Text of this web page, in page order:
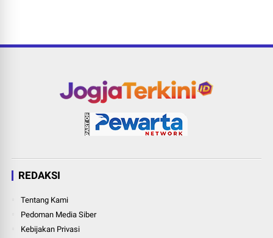
REDAKSI
Tentang Kami
Pedoman Media Siber
Kebijakan Privasi